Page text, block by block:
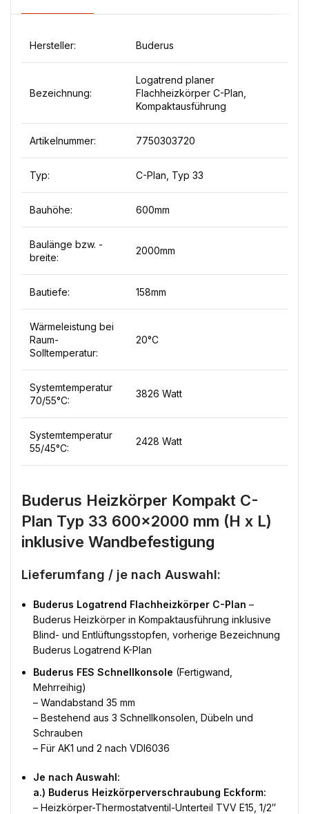
Hersteller: Buderus
Bezeichnung:
Logatrend planer
Flachheizkörper C-Plan,
Kompaktausführung
Artikelnummer: 7750303720
Typ: C-Plan, Typ 33
Bauhöhe: 600mm
Baulänge bzw. -
breite:
2000mm
Bautiefe: 158mm
Wärmeleistung bei
Raum-
Solltemperatur:
20°C
Systemtemperatur
70/55°C:
3826 Watt
Systemtemperatur
55/45°C:
2428 Watt
Buderus Heizkörper Kompakt C-
Plan Typ 33 600×2000 mm (H x L)
inklusive Wandbefestigung
Lieferumfang / je nach Auswahl:
Buderus Logatrend Flachheizkörper C-Plan –
Buderus Heizkörper in Kompaktausführung inklusive
Blind- und Entlüftungsstopfen, vorherige Bezeichnung
Buderus Logatrend K-Plan
Buderus FES Schnellkonsole (Fertigwand,
Mehrreihig)
– Wandabstand 35 mm
– Bestehend aus 3 Schnellkonsolen, Dübeln und
Schrauben
– Für AK1 und 2 nach VDI6036
Je nach Auswahl:
a.) Buderus Heizkörperverschraubung Eckform:
– Heizkörper-Thermostatventil-Unterteil TVV E15, 1/2″